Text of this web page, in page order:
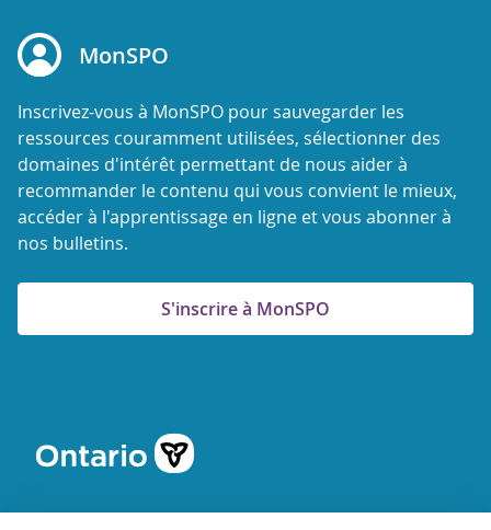
MonSPO
Inscrivez-vous à MonSPO pour sauvegarder les
ressources couramment utilisées, sélectionner des
domaines d'intérêt permettant de nous aider à
recommander le contenu qui vous convient le mieux,
accéder à l'apprentissage en ligne et vous abonner à
nos bulletins.
S'inscrire à MonSPO